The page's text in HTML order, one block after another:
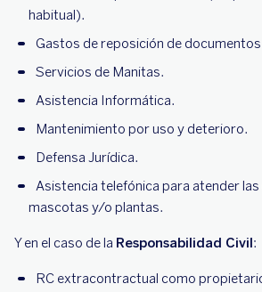
habitual).
Gastos de reposición de
Servicios de Manitas.
Asistencia Informática.
Mantenimiento por uso y deterioro.
Defensa Jurídica.
Asistencia telefónica para atender
mascotas y/o plantas.
Y en el caso de la Responsabilidad Civil:
RC extracontractual como